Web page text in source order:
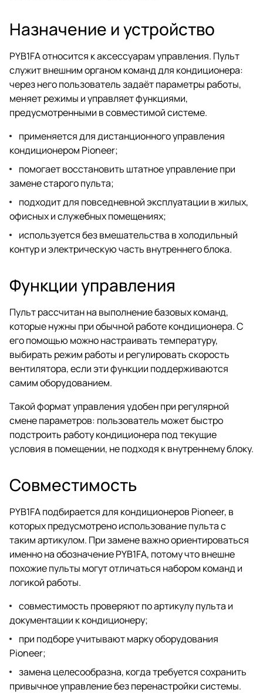
Назначение и устройство
PYB1FA относится к аксессуарам управления. Пульт
служит внешним органом команд для кондиционера:
через него пользователь задаёт параметры работы,
меняет режимы и управляет функциями,
предусмотренными в совместимой системе.
применяется для дистанционного управления
кондиционером Pioneer;
помогает восстановить штатное управление при
замене старого пульта;
подходит для повседневной эксплуатации в жилых,
офисных и служебных помещениях;
используется без вмешательства в холодильный
контур и электрическую часть внутреннего блока.
Функции управления
Пульт рассчитан на выполнение базовых команд,
которые нужны при обычной работе кондиционера. С
его помощью можно настраивать температуру,
выбирать режим работы и регулировать скорость
вентилятора, если эти функции поддерживаются
самим оборудованием.
Такой формат управления удобен при регулярной
смене параметров: пользователь может быстро
подстроить работу кондиционера под текущие
условия в помещении, не подходя к внутреннему блоку.
Совместимость
PYB1FA подбирается для кондиционеров Pioneer, в
которых предусмотрено использование пульта с
таким артикулом. При замене важно ориентироваться
именно на обозначение PYB1FA, потому что внешне
похожие пульты могут отличаться набором команд и
логикой работы.
совместимость проверяют по артикулу пульта и
документации к кондиционеру;
при подборе учитывают марку оборудования
Pioneer;
замена целесообразна, когда требуется сохранить
привычное управление без перенастройки системы.